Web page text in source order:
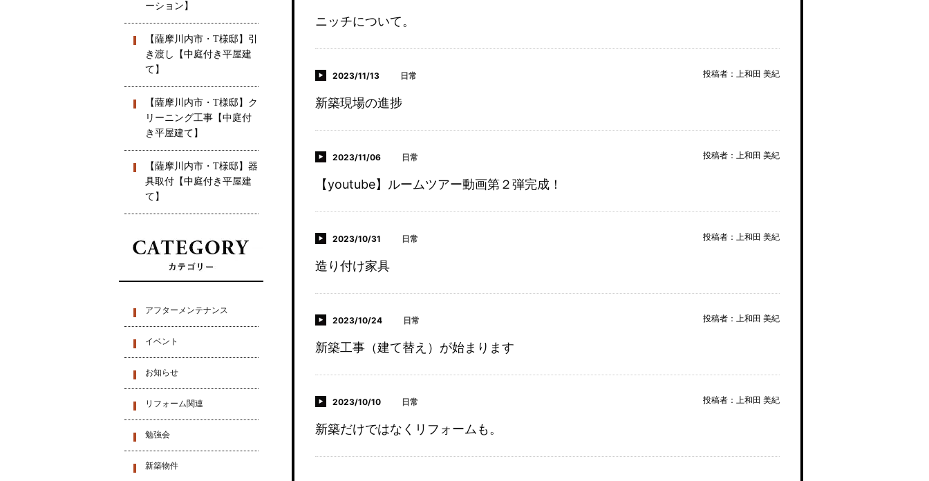
ーション】
【薩摩川内市・T様邸】引
き渡し【中庭付き平屋建
て】
【薩摩川内市・T様邸】ク
リーニング工事【中庭付
き平屋建て】
【薩摩川内市・T様邸】器
具取付【中庭付き平屋建
て】
アフターメンテナンス
イベント
お知らせ
リフォーム関連
勉強会
新築物件
ニッチについて。
2023/11/13 日常
新築現場の進捗
投稿者：上和田 美紀
2023/11/06 日常
【youtube】ルームツアー動画第２弾完成！
投稿者：上和田 美紀
2023/10/31 日常
造り付け家具
投稿者：上和田 美紀
2023/10/24 日常
新築工事（建て替え）が始まります
投稿者：上和田 美紀
2023/10/10 日常
新築だけではなくリフォームも。
投稿者：上和田 美紀